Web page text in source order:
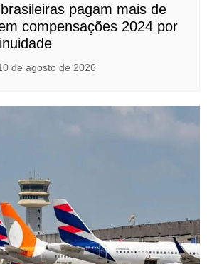
pagam mais de
compensações 2024 por
de agosto de 2026